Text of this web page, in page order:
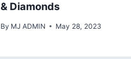
& Diamonds
By MJ ADMIN May 28, 2023